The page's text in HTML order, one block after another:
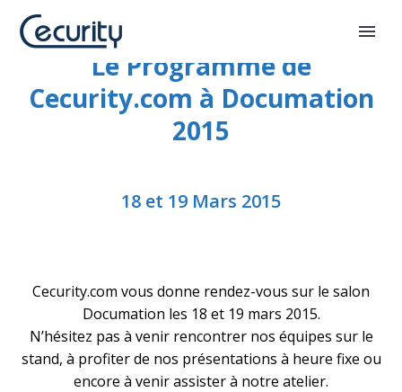
Le Programme de
Cecurity.com à Documation
2015
18 et 19 Mars 2015
Cecurity.com vous donne rendez-vous sur le salon
Documation les 18 et 19 mars 2015.
N’hésitez pas à venir rencontrer nos équipes sur le
stand, à profiter de nos présentations à heure fixe ou
encore à venir assister à notre atelier.